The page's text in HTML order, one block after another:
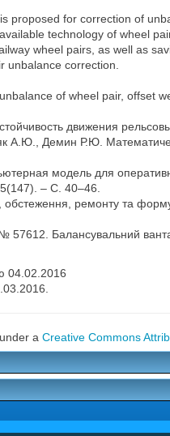
proposed for correction of
technology of wheel
wheel pairs, as well as
unbalance correction.
of wheel pair, offset
движения
Демин Р.Ю.
модель для
– С. 40–46.
обстеження, ремонту та
№ 57612. Балансувальний
04.02.2016
a Creative Commons